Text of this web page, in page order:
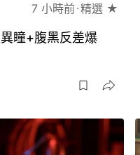
7 小時前 精選 ★
瞳+腹黑反差爆